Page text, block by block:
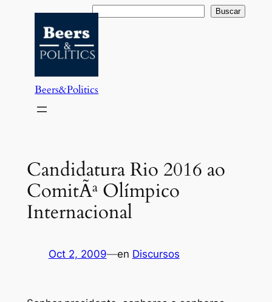
contenido
Buscar Buscar
Beers&Politics
Candidatura Rio 2016 ao
ComitÃª Olímpico
Internacional
Oct 2, 2009—en Discursos